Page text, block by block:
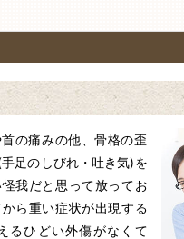
の痛みの他、骨格の歪
足のしびれ・吐き気)を
我だと思って放ってお
ら重い症状が出現する
るひどい外傷がなくて